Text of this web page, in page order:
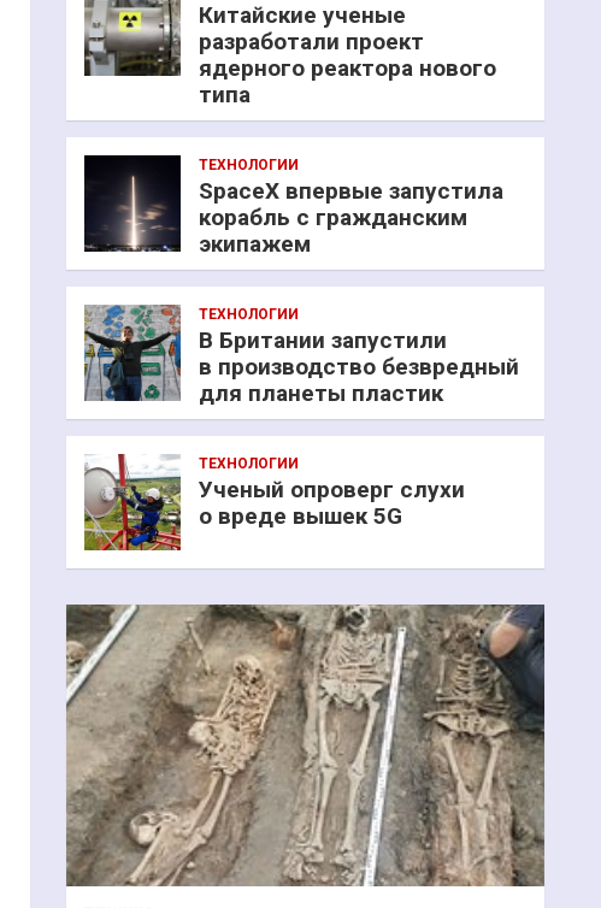
Китайские ученые
разработали проект
ядерного реактора нового
типа
ТЕХНОЛОГИИ
SpaceX впервые запустила
корабль с гражданским
экипажем
ТЕХНОЛОГИИ
В Британии запустили
в производство безвредный
для планеты пластик
ТЕХНОЛОГИИ
Ученый опроверг слухи
о вреде вышек 5G